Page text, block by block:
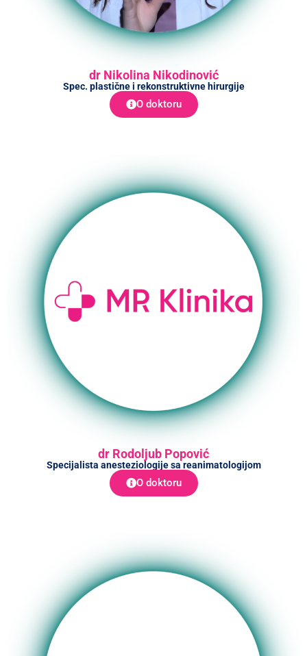
dr Nikolina Nikodinović
Spec. plastične i rekonstruktivne hirurgije
O doktoru
dr Rodoljub Popović
Specijalista anesteziologije sa reanimatologijom
O doktoru